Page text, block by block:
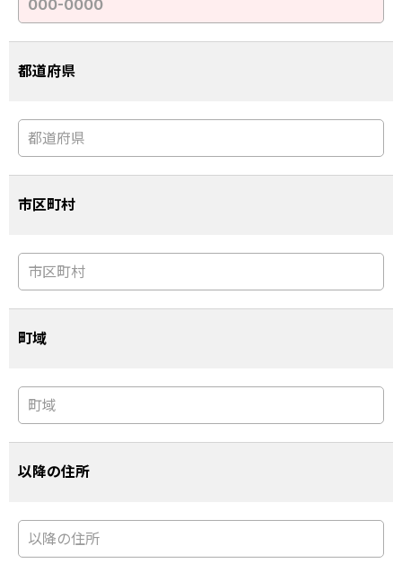
都道府県
市区町村
町域
以降の住所